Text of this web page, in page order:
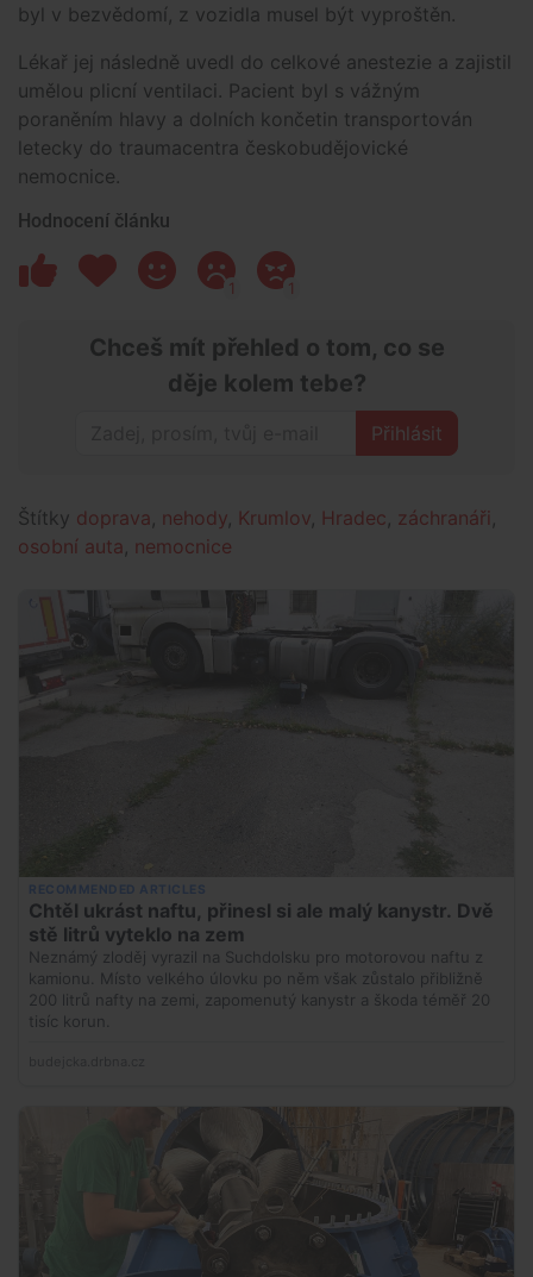
byl v bezvědomí, z vozidla musel být vyproštěn.
Lékař jej následně uvedl do celkové anestezie a zajistil
umělou plicní ventilaci. Pacient byl s vážným
poraněním hlavy a dolních končetin transportován
letecky do traumacentra českobudějovické
nemocnice.
Hodnocení článku
1 1
Chceš mít přehled o tom, co se
děje kolem tebe?
Přihlásit
Štítky doprava nehody Krumlov Hradec záchranáři
osobní auta nemocnice